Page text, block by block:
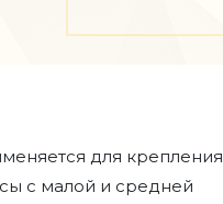
для крепления
с малой и средней